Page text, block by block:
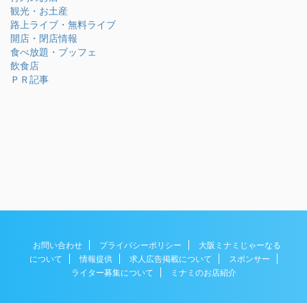
観光・お土産
路上ライブ・無料ライブ
開店・閉店情報
食べ放題・ブッフェ
飲食店
ＰＲ記事
お問い合わせ プライバシーポリシー
大阪ミナミじゃーなる
について
情報提供 求人広告掲載について
スポンサー
ライター募集について
ミナミのお店紹介